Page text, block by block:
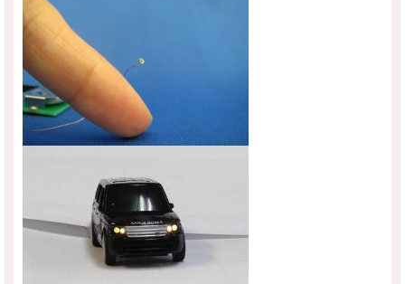
ど、さまざまな用途でお楽しみください。それに、安心の日本製！光の色は「赤
色」です。